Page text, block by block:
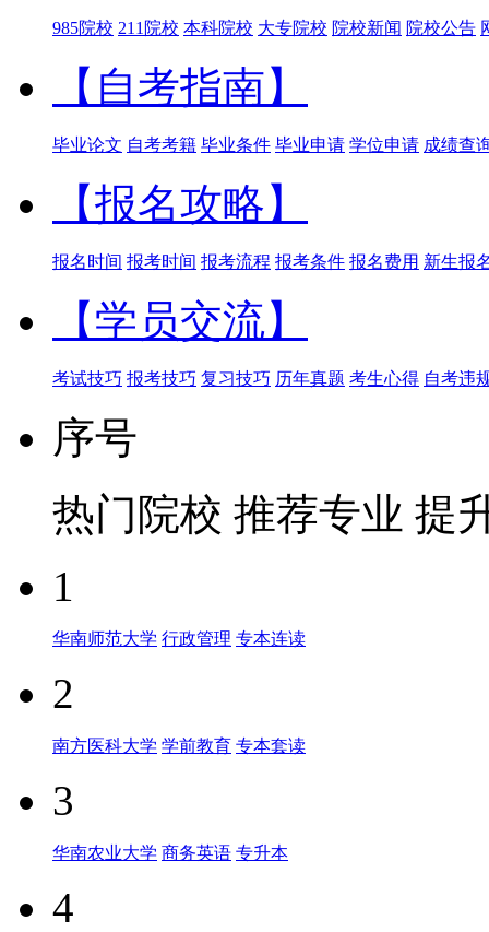
985院校 211院校 本科院校 大专院校 院校新闻 院校公告
【自考指南】
毕业论文 自考考籍 毕业条件 毕业申请 学位申请 成绩查
【报名攻略】
报名时间 报考时间 报考流程 报考条件 报名费用 新生报
【学员交流】
考试技巧 报考技巧 复习技巧 历年真题 考生心得 自考违
序号
热门院校 推荐专业 提
1
华南师范大学 行政管理 专本连读
2
南方医科大学 学前教育 专本套读
3
华南农业大学 商务英语 专升本
4